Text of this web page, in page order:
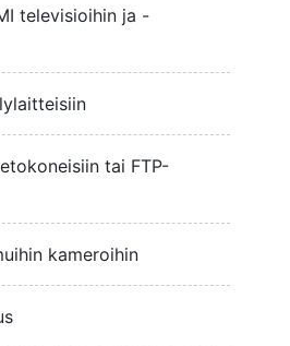
televisioihin ja -
tai FTP-
kameroihin